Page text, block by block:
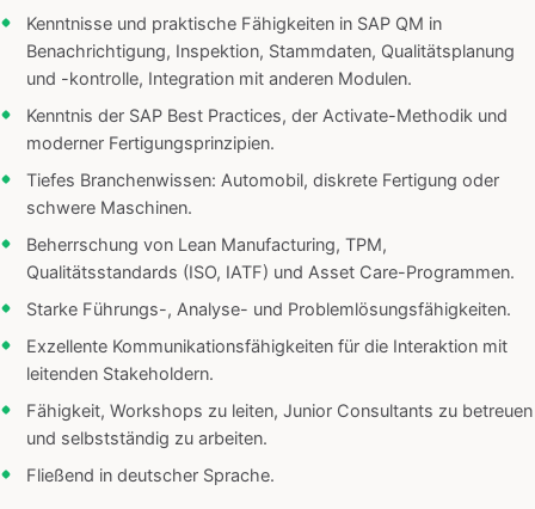
Kenntnisse und praktische Fähigkeiten in SAP QM in
Benachrichtigung, Inspektion, Stammdaten, Qualitätsplanung
und -kontrolle, Integration mit anderen Modulen.
Kenntnis der SAP Best Practices, der Activate-Methodik und
moderner Fertigungsprinzipien.
Tiefes Branchenwissen: Automobil, diskrete Fertigung oder
schwere Maschinen.
Beherrschung von Lean Manufacturing, TPM,
Qualitätsstandards (ISO, IATF) und Asset Care-Programmen.
Starke Führungs-, Analyse- und Problemlösungsfähigkeiten.
Exzellente Kommunikationsfähigkeiten für die Interaktion mit
leitenden Stakeholdern.
Fähigkeit, Workshops zu leiten, Junior Consultants zu betreuen
und selbstständig zu arbeiten.
Fließend in deutscher Sprache.